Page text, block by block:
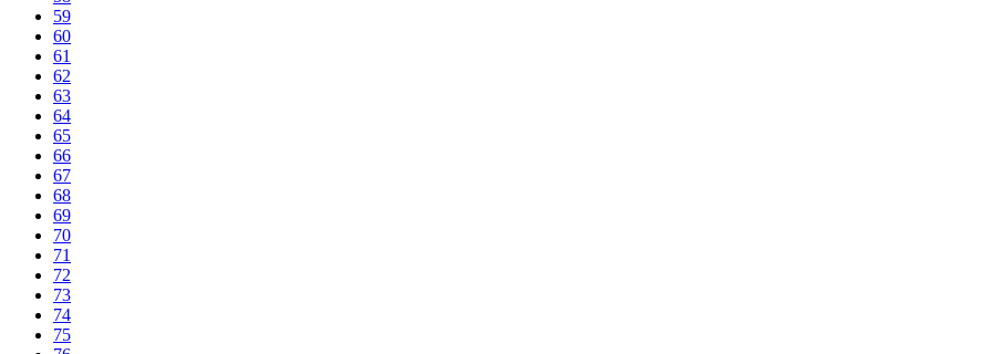
59
60
61
62
63
64
65
66
67
68
69
70
71
72
73
74
75